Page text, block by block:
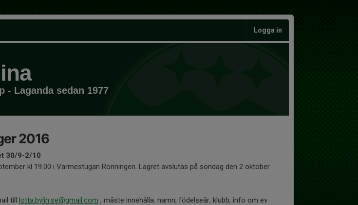
Logga in
- Laganda sedan 1977
2016
30/9-2/10
kl 19.00 i Värmestugan Rönningen. Lägret avslutas på söndag den 2 oktober
till lotta.bylin.se@gmail.com , måste innehålla: namn, födelseår, klubb, info om ev